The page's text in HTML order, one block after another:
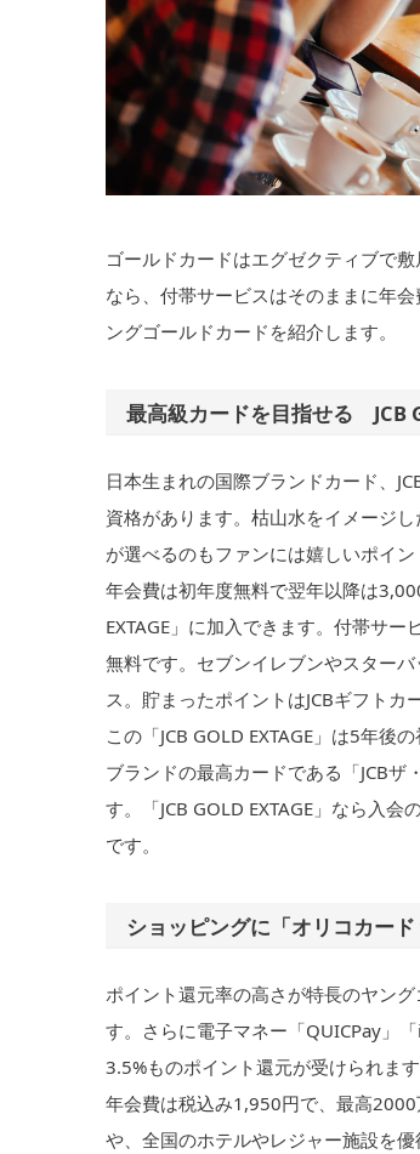
ゴールドカードはエグゼクティブで
なら、付帯サービスはそのままに年
ングゴールドカードを紹介します。
最高級カードを目指せる JCB
日本生まれの国際ブランドカード、
資格があります。枯山水をイメージ
が選べるのもファンには嬉しいポイン
年会費は初年度無料で翌年以降は
EXTAGE」に加入できます。付帯サ
無料です。セブンイレブンやスター
ス。貯まったポイントはJCBギフトカ
この「JCB GOLD EXTAGE」は5年後
ブランドの最高カードである「JCB
す。「JCB GOLD EXTAGE」なら入
です。
ショッピングに「オリコカード
ポイント還元率の高さが特長のヤン
す。さらに電子マネー「QUICPay」
3.5%ものポイント還元が受けられます
年会費は税込み1,950円で、最高
や、全国のホテルやレジャー施設を